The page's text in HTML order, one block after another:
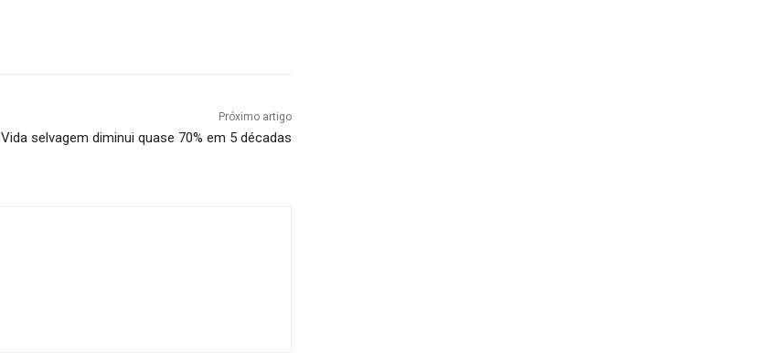
Próximo artigo
Vida selvagem diminui quase 70% em 5 décadas